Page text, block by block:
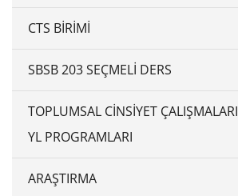
CTS BIRIMI
SBSB 203 SEÇMELI DERS
TOPLUMSAL CINSIYET ÇALIŞMALARI
YL PROGRAMLARI
ARAŞTIRMA